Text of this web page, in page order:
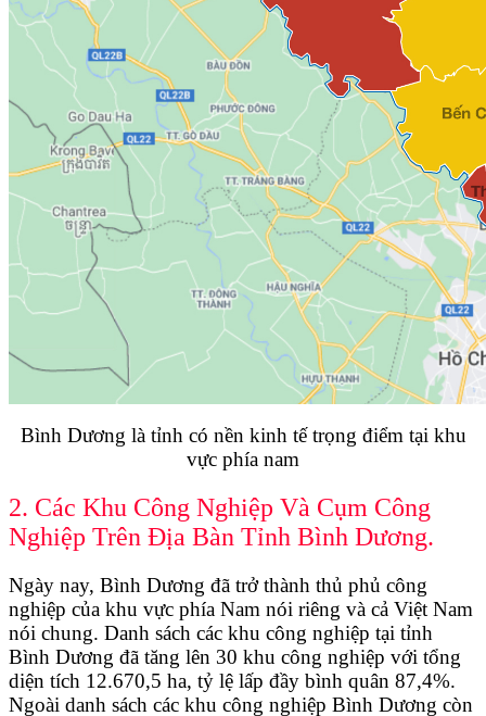
Bình Dương là tỉnh có nền kinh tế trọng điểm tại khu
vực phía nam
2. Các Khu Công Nghiệp Và Cụm Công
Nghiệp Trên Địa Bàn Tỉnh Bình Dương.
Ngày nay, Bình Dương đã trở thành thủ phủ công
nghiệp của khu vực phía Nam nói riêng và cả Việt Nam
nói chung. Danh sách các khu công nghiệp tại tỉnh
Bình Dương đã tăng lên 30 khu công nghiệp với tổng
diện tích 12.670,5 ha, tỷ lệ lấp đầy bình quân 87,4%.
Ngoài danh sách các khu công nghiệp Bình Dương còn